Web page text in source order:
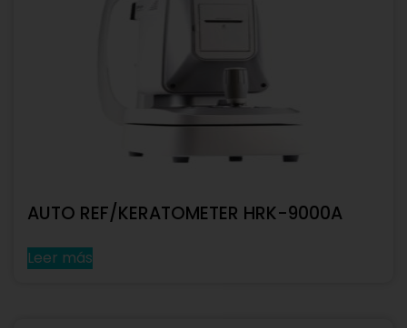
AUTO REF/KERATOMETER HRK-9000A
Leer más